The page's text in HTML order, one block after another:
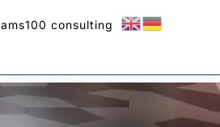
ams100 consulting